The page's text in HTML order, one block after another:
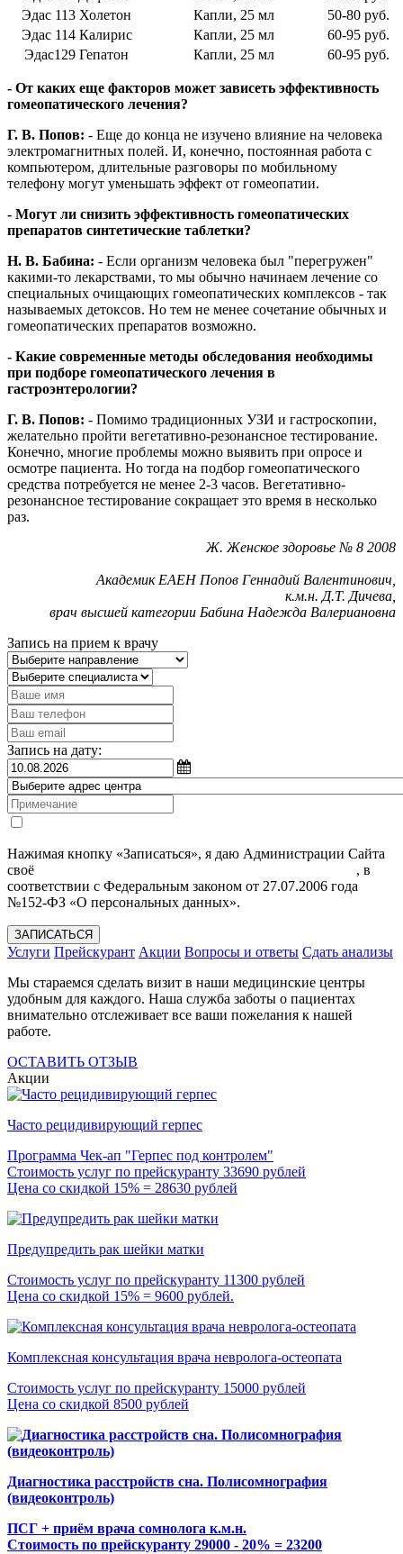
Эдас 113 Холетон
Капли, 25 мл
50-80 руб.
Эдас 114 Калирис
Капли, 25 мл
60-95 руб.
Эдас129 Гепатон
Капли, 25 мл 60-95 руб.
- От каких еще факторов может зависеть эффективность
гомеопатического лечения?
Г. В. Попов: - Еще до конца не изучено влияние на человека
электромагнитных полей. И, конечно, постоянная работа с
компьютером, длительные разговоры по мобильному
телефону могут уменьшать эффект от гомеопатии.
- Могут ли снизить эффективность гомеопатических
препаратов синтетические таблетки?
Н. В. Бабина: - Если организм человека был "перегружен"
какими-то лекарствами, то мы обычно начинаем лечение со
специальных очищающих гомеопатических комплексов - так
называемых детоксов. Но тем не менее сочетание обычных и
гомеопатических препаратов возможно.
- Какие современные методы обследования необходимы
при подборе гомеопатического лечения в
гастроэнтерологии?
Г. В. Попов: - Помимо традиционных УЗИ и гастроскопии,
желательно пройти вегетативно-резонансное тестирование.
Конечно, многие проблемы можно выявить при опросе и
осмотре пациента. Но тогда на подбор гомеопатического
средства потребуется не менее 2-3 часов. Вегетативно-
резонансное тестирование сокращает это время в несколько
раз.
Ж. Женское здоровье № 8 2008
Академик ЕАЕН Попов Геннадий Валентинович,
к.м.н. Д.Т. Дичева,
врач высшей категории Бабина Надежда Валериановна
Запись на прием к врачу
Запись на дату:
Нажимая кнопку «Записаться», я даю Администрации Сайта
своё
, в
соответствии с Федеральным законом от 27.07.2006 года
№152-ФЗ «О персональных данных».
ЗАПИСАТЬСЯ
Услуги Прейскурант Акции Вопросы и ответы Сдать анализы
Мы стараемся сделать визит в наши медицинские центры
удобным для каждого. Наша служба заботы о пациентах
внимательно отслеживает все ваши пожелания к нашей
работе.
ОСТАВИТЬ ОТЗЫВ
Акции
Часто рецидивирующий герпес
Программа Чек-ап "Герпес под контролем"
Стоимость услуг по прейскуранту 33690 рублей
Цена со скидкой 15% = 28630 рублей
Предупредить рак шейки матки
Стоимость услуг по прейскуранту 11300 рублей
Цена со скидкой 15% = 9600 рублей.
Комплексная консультация врача невролога-остеопата
Стоимость услуг по прейскуранту 15000 рублей
Цена со скидкой 8500 рублей
Диагностика расстройств сна. Полисомнография
(видеоконтроль)
ПСГ + приём врача сомнолога к.м.н.
Стоимость по прейскуранту 29000 - 20% = 23200